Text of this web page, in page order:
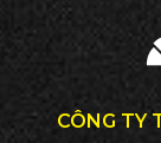
CÔNG TY